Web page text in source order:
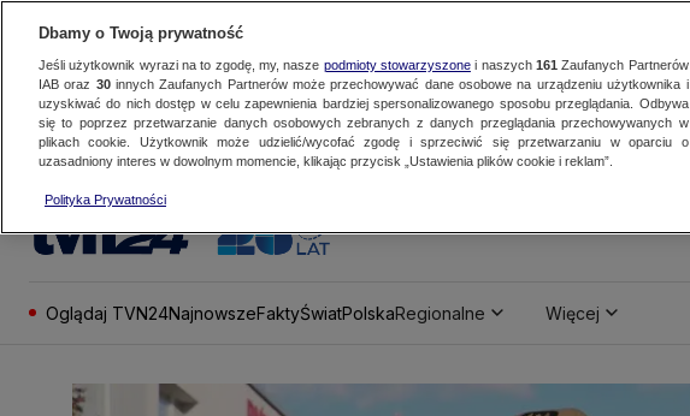
Oglądaj TVN24NajnowszeFaktyŚwiatPolskaRegionalne Więcej
Dbamy o Twoją prywatność
Jeśli użytkownik wyrazi na to zgodę, my, nasze podmioty stowarzyszonei naszych 161 Zaufanych Partnerów
IAB oraz 30innych Zaufanych Partnerów może przechowywać dane osobowe na urządzeniu użytkownika i
uzyskiwać do nich dostęp w celu zapewnienia bardziej spersonalizowanego sposobu przeglądania. Odbywa
się to poprzez przetwarzanie danych osobowych zebranych z danych przeglądania przechowywanych w
plikach cookie. Użytkownik może udzielić/wycofać zgodę i sprzeciwić się przetwarzaniu w oparciu o
uzasadniony interes w dowolnym momencie, klikając przycisk „Ustawienia plików cookie i reklam”.
Polityka Prywatności